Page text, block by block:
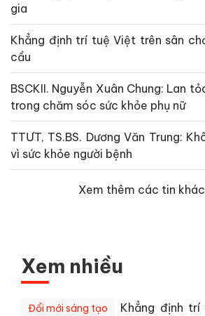
gia
Khẳng định trí tuệ Việt trên sân
cầu
BSCKII. Nguyễn Xuân Chung: Lan
trong chăm sóc sức khỏe phụ nữ
TTƯT, TS.BS. Dương Văn Trung:
vì sức khỏe người bệnh
Xem thêm các tin khác
Xem nhiều
Đổi mới sáng tạo
Khẳng định